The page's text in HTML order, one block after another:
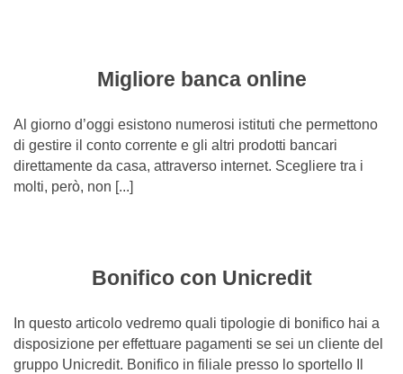
Migliore banca online
Al giorno d’oggi esistono numerosi istituti che permettono
di gestire il conto corrente e gli altri prodotti bancari
direttamente da casa, attraverso internet. Scegliere tra i
molti, però, non [...]
Bonifico con Unicredit
In questo articolo vedremo quali tipologie di bonifico hai a
disposizione per effettuare pagamenti se sei un cliente del
gruppo Unicredit. Bonifico in filiale presso lo sportello Il